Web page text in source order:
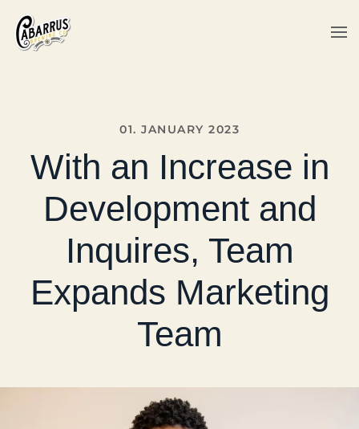
Skip to main content
01. JANUARY 2023
With an Increase in
Development and
Inquires, Team
Expands Marketing
Team